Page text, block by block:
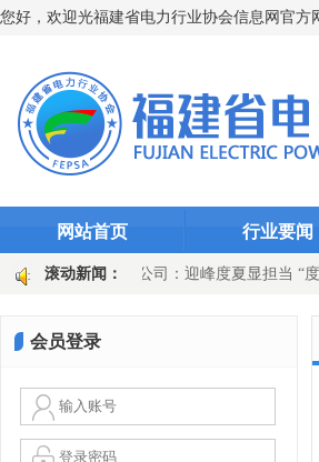
您好，欢迎光福建省电力行业协会信息网官方
网站首页 行业要闻
滚动新闻：
时 永安发电公司：迎峰度夏显担当 “
国网上杭县供电公司：吹
会员登录